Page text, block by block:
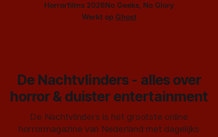
Horrorfilms 2026No Geeks, No Glory
Werkt op Ghost
De Nachtvlinders - alles over
horror & duister entertainment
De Nachtvlinders is het grootste online
horrormagazine van Nederland met dagelijks